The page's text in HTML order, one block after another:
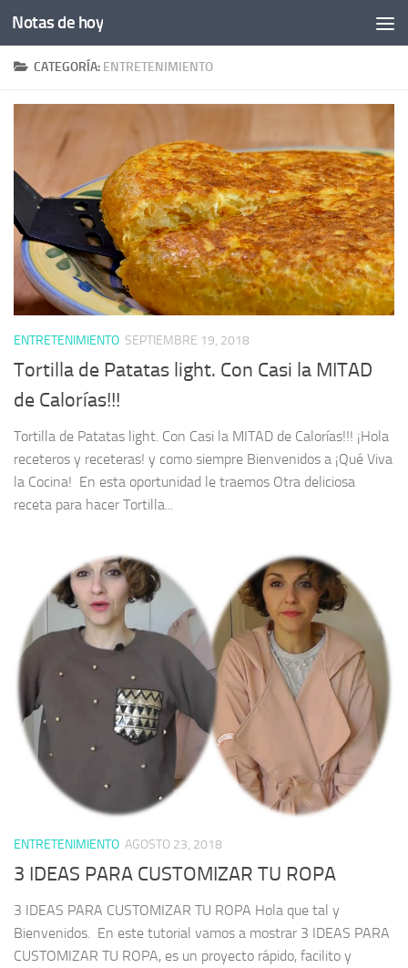
Saltar al contenido
Notas de hoy
CATEGORÍA: ENTRETENIMIENTO
ENTRETENIMIENTO SEPTIEMBRE 19, 2018
Tortilla de Patatas light. Con Casi la MITAD
de Calorías!!!
Tortilla de Patatas light. Con Casi la MITAD de Calorías!!! ¡Hola
receteros y receteras! y como siempre Bienvenidos a ¡Qué Viva
la Cocina! En esta oportunidad le traemos Otra deliciosa
receta para hacer Tortilla...
ENTRETENIMIENTO AGOSTO 23, 2018
3 IDEAS PARA CUSTOMIZAR TU ROPA
3 IDEAS PARA CUSTOMIZAR TU ROPA Hola que tal y
Bienvenidos. En este tutorial vamos a mostrar 3 IDEAS PARA
CUSTOMIZAR TU ROPA, es un proyecto rápido, facilito y